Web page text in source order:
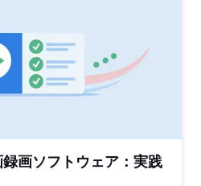
画ソフトウェア：実践